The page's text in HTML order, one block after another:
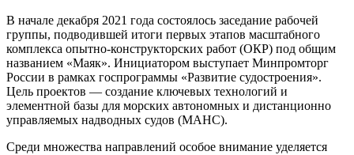
В начале декабря 2021 года состоялось заседание рабочей
группы, подводившей итоги первых этапов масштабного
комплекса опытно-конструкторских работ (ОКР) под общим
названием «Маяк». Инициатором выступает Минпромторг
России в рамках госпрограммы «Развитие судостроения».
Цель проектов — создание ключевых технологий и
элементной базы для морских автономных и дистанционно
управляемых надводных судов (МАНС).
Среди множества направлений особое внимание уделяется